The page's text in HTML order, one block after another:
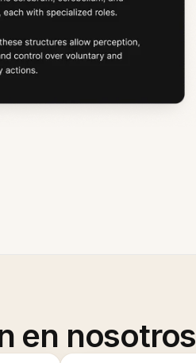
en nosotros